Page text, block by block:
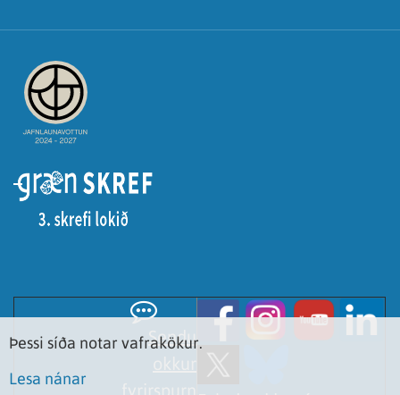
Sendu
Þessi síða notar vafrakökur.
Lesa nánar